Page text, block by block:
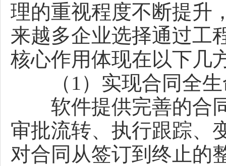
理的重视程度不断提升
来越多企业选择通过工
核心作用体现在以下几
（1）实现合同全生
软件提供完善的合同
审批流转、执行跟踪、
对合同从签订到终止的